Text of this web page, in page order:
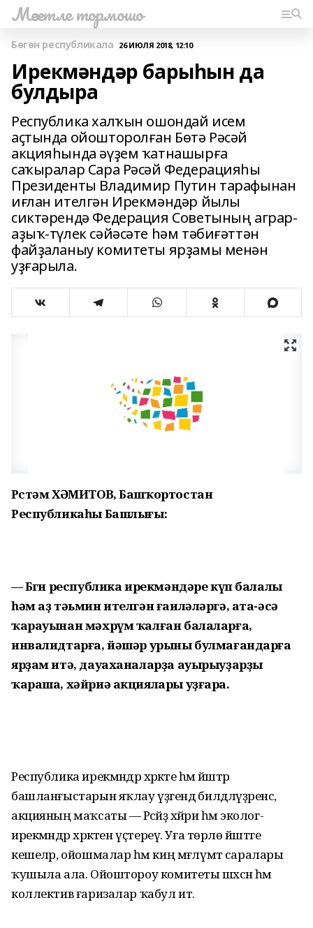
Мәсетле тормошо
Бөгөн республикала 26 ИЮЛЯ 2018, 12:10
Ирекмәндәр барыһын да
булдыра
Республика халҡын ошондай исем
аҫтында ойошторолған Бөтә Рәсәй
акцияһында әүҙем ҡатнашырға
саҡыралар Сара Рәсәй Федерацияһы
Президенты Владимир Путин тарафынан
иғлан ителгән Ирекмәндәр йылы
сиктәрендә Федерация Советының аграр-
аҙыҡ-түлек сәйәсәте һәм тәбиғәттән
файҙаланыу комитеты ярҙамы менән
уҙғарыла.
Рөстәм ХӘМИТОВ, Башҡортостан
Республикаһы Башлығы:
— Бөгөн республика ирекмәндәре күп балалы
һәм аҙ тәьмин ителгән ғаиләләргә, ата-әсә
ҡарауынан мәхрүм ҡалған балаларға,
инвалидтарға, йәшәр урыны булмағандарға
ярҙам итә, дауаханаларҙа ауырыуҙарҙы
ҡараша, хәйриә акциялары уҙғара.
Республика ирекмәндәр хәрәкәте һәм йәштәр
башланғыстарын яҡлау үҙәгендә билдәләүҙәренсә,
акцияның маҡсаты — Рәсәйҙә хәйриә һәм эколог-
ирекмәндәр хәрәкәтен үҫтереү. Уға төрлө йәштәге
кешеләр, ойошмалар һәм киң мәғлүмәт саралары
ҡушыла ала. Ойоштороу комитеты шәхсән һәм
коллектив ғаризалар ҡабул итә.